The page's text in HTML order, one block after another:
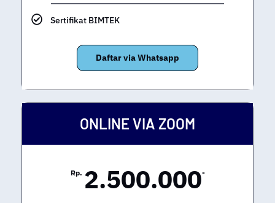
Sertifikat BIMTEK
Daftar via Whatsapp
ONLINE VIA ZOOM
Rp. 2.500.000-